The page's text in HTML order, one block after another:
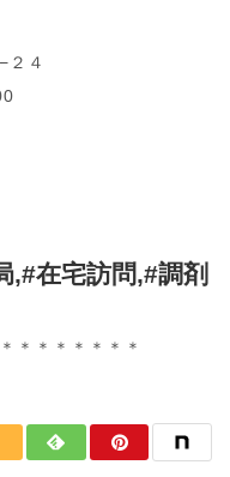
２４
,#在宅訪問,#調剤
＊＊＊＊＊＊＊